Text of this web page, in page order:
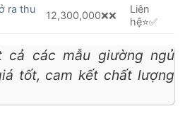
ra thu
12,300,000❌❌
Liên
hệ⭐️✅
cả các mẫu giường ngủ
tốt, cam kết chất lượng